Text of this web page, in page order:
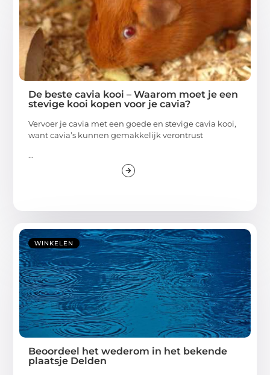
De beste cavia kooi – Waarom moet je een
stevige kooi kopen voor je cavia?
Vervoer je cavia met een goede en stevige cavia kooi,
want cavia’s kunnen gemakkelijk verontrust
...
WINKELEN
Beoordeel het wederom in het bekende
plaatsje Delden